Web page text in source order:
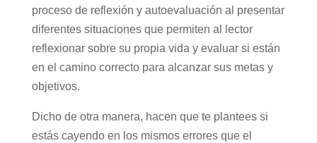
proceso de reflexión y autoevaluación al presentar
diferentes situaciones que permiten al lector
reflexionar sobre su propia vida y evaluar si están
en el camino correcto para alcanzar sus metas y
objetivos.
Dicho de otra manera, hacen que te plantees si
estás cayendo en los mismos errores que el